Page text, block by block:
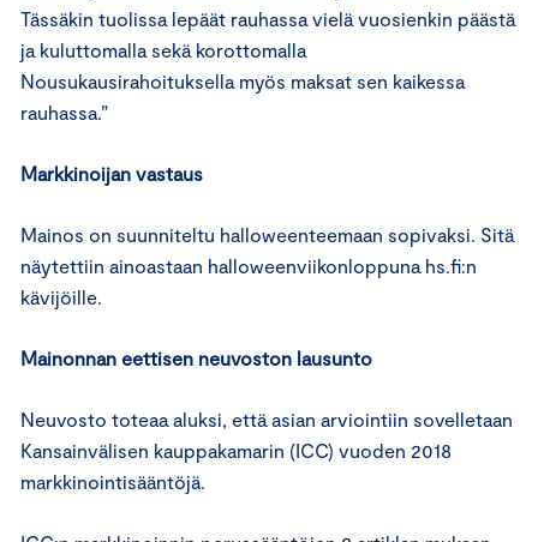
Tässäkin tuolissa lepäät rauhassa vielä vuosienkin päästä
ja kuluttomalla sekä korottomalla
Nousukausirahoituksella myös maksat sen kaikessa
rauhassa.”
Markkinoijan vastaus
Mainos on suunniteltu halloweenteemaan sopivaksi. Sitä
näytettiin ainoastaan halloweenviikonloppuna hs.fi:n
kävijöille.
Mainonnan eettisen neuvoston lausunto
Neuvosto toteaa aluksi, että asian arviointiin sovelletaan
Kansainvälisen kauppakamarin (ICC) vuoden 2018
markkinointisääntöjä.